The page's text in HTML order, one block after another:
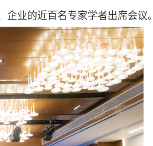
业的近百名专家学者出席会议。